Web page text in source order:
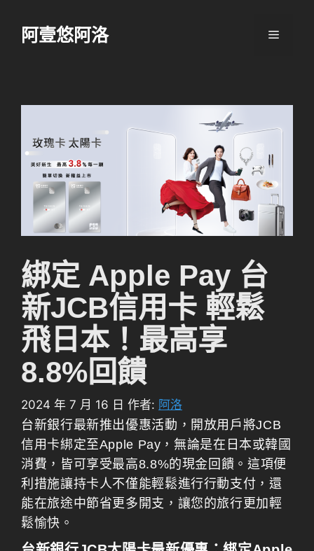
阿壹悠阿洛 選
綁定 Apple Pay 台
新JCB信用卡 輕鬆
飛日本！最高享
8.8%回饋
2024 年 7 月 16 日 作者: 阿洛
台新銀行最新推出優惠活動，開放用戶將JCB
信用卡綁定至Apple Pay，無論是在日本或韓國
消費，皆可享受最高8.8%的現金回饋。這項便
利措施讓持卡人不僅能輕鬆進行行動支付，還
能在旅途中節省更多開支，讓您的旅行更加輕
鬆愉快。